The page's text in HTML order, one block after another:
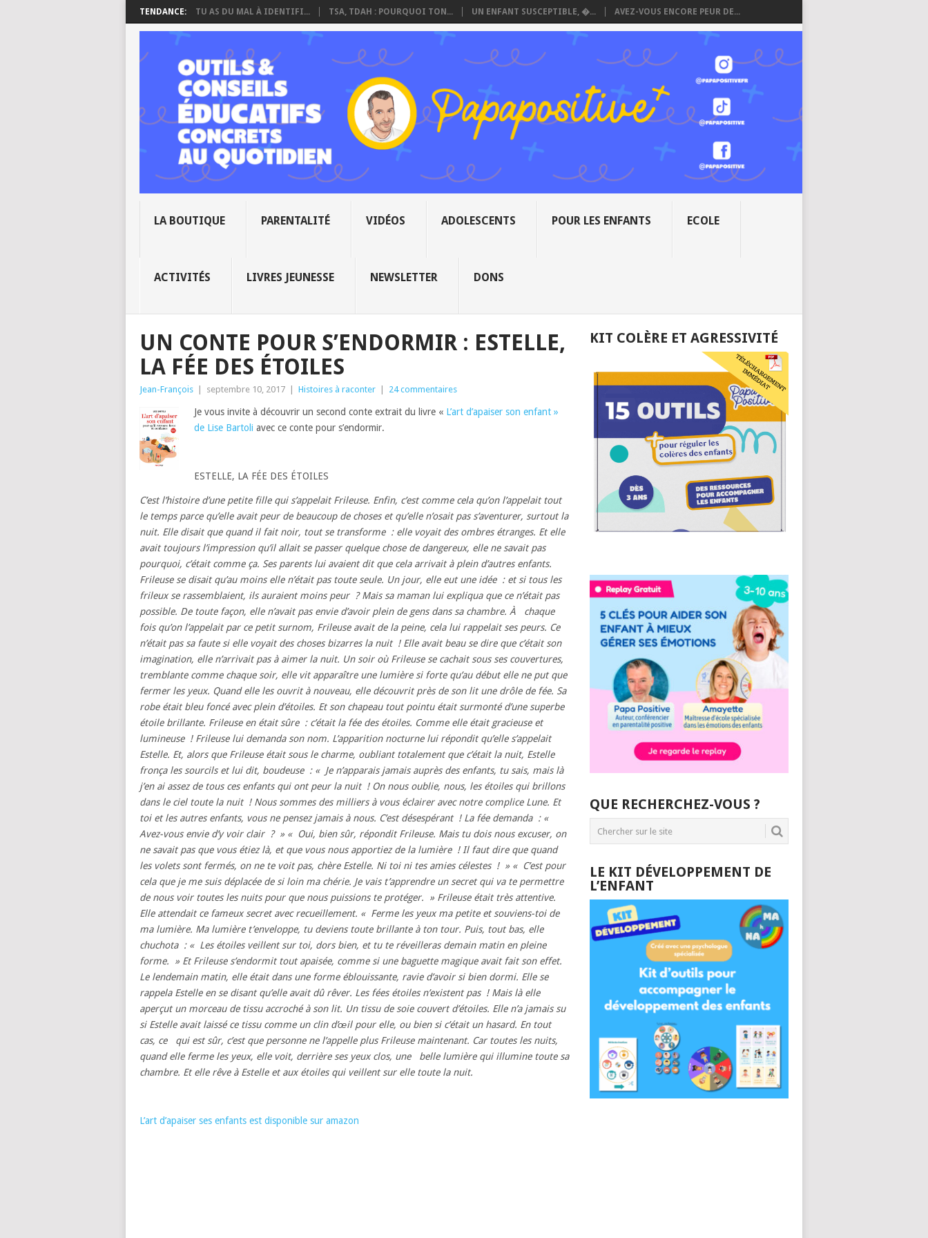
TENDANCE: TU AS DU MAL À IDENTIFI... TSA, TDAH : POURQUOI TON... UN ENFANT SUSCEPTIBLE, �... AVEZ-VOUS ENCORE PEUR DE...
LA BOUTIQUE PARENTALITÉ VIDÉOS ADOLESCENTS POUR LES ENFANTS ECOLE
ACTIVITÉS LIVRES JEUNESSE NEWSLETTER DONS
UN CONTE POUR S’ENDORMIR : ESTELLE,
LA FÉE DES ÉTOILES
Jean-François septembre 10, 2017 Histoires à raconter 24 commentaires
Je vous invite à découvrir un second conte extrait du livre « L’art d’apaiser son enfant »
de Lise Bartoli avec ce conte pour s’endormir.
ESTELLE, LA FÉE DES ÉTOILES
C’est l’histoire d’une petite fille qui s’appelait Frileuse. Enfin, c’est comme cela qu’on l’appelait tout
le temps parce qu’elle avait peur de beaucoup de choses et qu’elle n’osait pas s’aventurer, surtout la
nuit. Elle disait que quand il fait noir, tout se transforme : elle voyait des ombres étranges. Et elle
avait toujours l’impression qu’il allait se passer quelque chose de dangereux, elle ne savait pas
pourquoi, c’était comme ça. Ses parents lui avaient dit que cela arrivait à plein d’autres enfants.
Frileuse se disait qu’au moins elle n’était pas toute seule. Un jour, elle eut une idée : et si tous les
frileux se rassemblaient, ils auraient moins peur ? Mais sa maman lui expliqua que ce n’était pas
possible. De toute façon, elle n’avait pas envie d’avoir plein de gens dans sa chambre. À chaque
fois qu’on l’appelait par ce petit surnom, Frileuse avait de la peine, cela lui rappelait ses peurs. Ce
n’était pas sa faute si elle voyait des choses bizarres la nuit ! Elle avait beau se dire que c’était son
imagination, elle n’arrivait pas à aimer la nuit. Un soir où Frileuse se cachait sous ses couvertures,
tremblante comme chaque soir, elle vit apparaître une lumière si forte qu’au début elle ne put que
fermer les yeux. Quand elle les ouvrit à nouveau, elle découvrit près de son lit une drôle de fée. Sa
robe était bleu foncé avec plein d’étoiles. Et son chapeau tout pointu était surmonté d’une superbe
étoile brillante. Frileuse en était sûre : c’était la fée des étoiles. Comme elle était gracieuse et
lumineuse ! Frileuse lui demanda son nom. L’apparition nocturne lui répondit qu’elle s’appelait
Estelle. Et, alors que Frileuse était sous le charme, oubliant totalement que c’était la nuit, Estelle
fronça les sourcils et lui dit, boudeuse : « Je n’apparais jamais auprès des enfants, tu sais, mais là
j’en ai assez de tous ces enfants qui ont peur la nuit ! On nous oublie, nous, les étoiles qui brillons
dans le ciel toute la nuit ! Nous sommes des milliers à vous éclairer avec notre complice Lune. Et
toi et les autres enfants, vous ne pensez jamais à nous. C’est désespérant ! La fée demanda : «
Avez-vous envie d’y voir clair ? » « Oui, bien sûr, répondit Frileuse. Mais tu dois nous excuser, on
ne savait pas que vous étiez là, et que vous nous apportiez de la lumière ! Il faut dire que quand
les volets sont fermés, on ne te voit pas, chère Estelle. Ni toi ni tes amies célestes ! » « C’est pour
cela que je me suis déplacée de si loin ma chérie. Je vais t’apprendre un secret qui va te permettre
de nous voir toutes les nuits pour que nous puissions te protéger. » Frileuse était très attentive.
Elle attendait ce fameux secret avec recueillement. « Ferme les yeux ma petite et souviens-toi de
ma lumière. Ma lumière t’enveloppe, tu deviens toute brillante à ton tour. Puis, tout bas, elle
chuchota : « Les étoiles veillent sur toi, dors bien, et tu te réveilleras demain matin en pleine
forme. » Et Frileuse s’endormit tout apaisée, comme si une baguette magique avait fait son effet.
Le lendemain matin, elle était dans une forme éblouissante, ravie d’avoir si bien dormi. Elle se
rappela Estelle en se disant qu’elle avait dû rêver. Les fées étoiles n’existent pas ! Mais là elle
aperçut un morceau de tissu accroché à son lit. Un tissu de soie couvert d’étoiles. Elle n’a jamais su
si Estelle avait laissé ce tissu comme un clin d’œil pour elle, ou bien si c’était un hasard. En tout
cas, ce qui est sûr, c’est que personne ne l’appelle plus Frileuse maintenant. Car toutes les nuits,
quand elle ferme les yeux, elle voit, derrière ses yeux clos, une belle lumière qui illumine toute sa
chambre. Et elle rêve à Estelle et aux étoiles qui veillent sur elle toute la nuit.
L’art d’apaiser ses enfants est disponible sur amazon
KIT COLÈRE ET AGRESSIVITÉ
QUE RECHERCHEZ-VOUS ?
LE KIT DÉVELOPPEMENT DE
L’ENFANT